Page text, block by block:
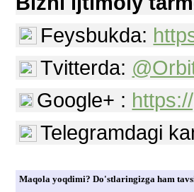
Feysbukda:
Tvitterda:
Google+ :
Telegramdagi
Maqola yoqdimi? Do'stlaringizga ham